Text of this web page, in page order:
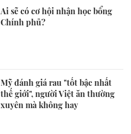
Ai sẽ có cơ hội nhận học bổng
Chính phủ?
Mỹ đánh giá rau "tốt bậc nhất
thế giới", người Việt ăn thường
xuyên mà không hay